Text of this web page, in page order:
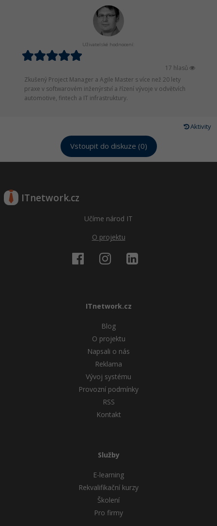
Uživatelské hodnocení:
17 hlasů
Zkušený Project Manager a Agile Master s více než 20 lety
praxe v softwarovém inženýrství a řízení vývoje v odvětvích
automotive, fintech a IT infrastruktury.
Aktivity
Vstoupit do diskuze (0)
ITnetwork.cz
Učíme národ IT
O projektu
ITnetwork.cz
Blog
O projektu
Napsali o nás
Reklama
Vývoj systému
Provozní podmínky
RSS
Kontakt
Služby
E-learning
Rekvalifikační kurzy
Školení
Pro firmy